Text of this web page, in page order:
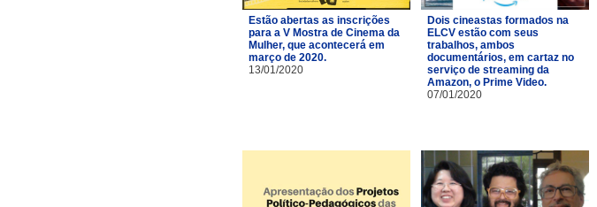
Estão abertas as inscrições
para a V Mostra de Cinema da
Mulher, que acontecerá em
março de 2020.
13/01/2020
Dois cineastas formados na
ELCV estão com seus
trabalhos, ambos
documentários, em cartaz no
serviço de streaming da
Amazon, o Prime Video.
07/01/2020